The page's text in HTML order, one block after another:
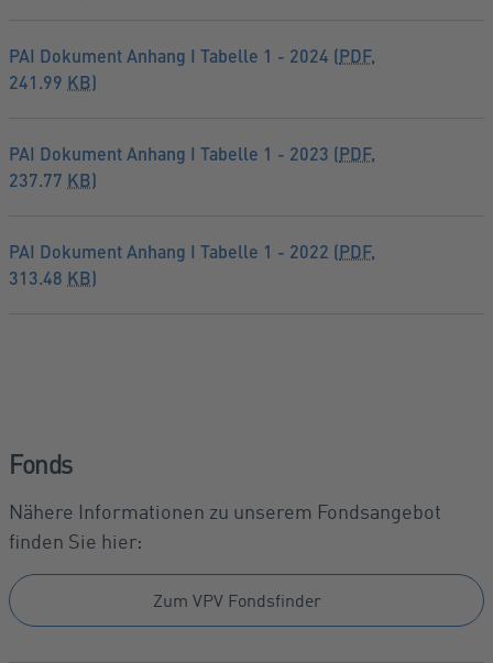
PAI Dokument Anhang I Tabelle 1 - 2024 (PDF,
241.99 KB)
PAI Dokument Anhang I Tabelle 1 - 2023 (PDF,
237.77 KB)
PAI Dokument Anhang I Tabelle 1 - 2022 (PDF,
313.48 KB)
Fonds
Nähere Informationen zu unserem Fondsangebot
finden Sie hier:
Zum VPV Fondsfinder